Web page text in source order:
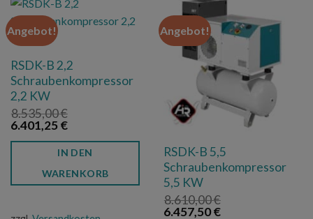
Angebot!
RSDK-B 2,2
Schraubenkompressor
2,2 KW
8.535,00€
Ursprünglicher
8.535,00 €
6.401,25€Aktueller
ist:
6.401,25 €.
IN DEN
WARENKORB
Angebot!
RSDK-B 5,5
Schraubenkompressor
5,5 KW
8.610,00€
Ursprünglicher
6.457,50€Aktueller